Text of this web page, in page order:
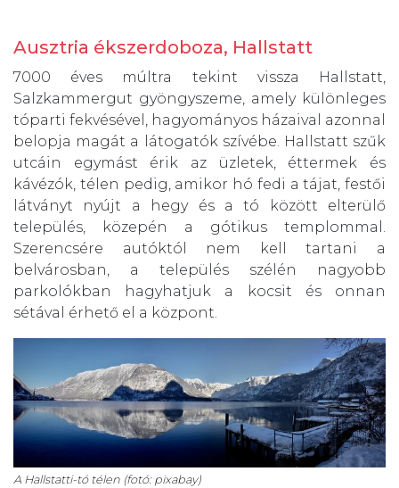
Ausztria ékszerdoboza, Hallstatt
7000 éves múltra tekint vissza Hallstatt,
Salzkammergut gyöngyszeme, amely különleges
tóparti fekvésével, hagyományos házaival azonnal
belopja magát a látogatók szívébe. Hallstatt szűk
utcáin egymást érik az üzletek, éttermek és
kávézók, télen pedig, amikor hó fedi a tájat, festői
látványt nyújt a hegy és a tó között elterülő
település, közepén a gótikus templommal.
Szerencsére autóktól nem kell tartani a
belvárosban, a település szélén nagyobb
parkolókban hagyhatjuk a kocsit és onnan
sétával érhető el a központ.
A Hallstatti-tó télen (fotó: pixabay)